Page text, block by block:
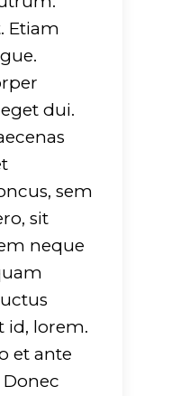
Etiam
dui.
sem
sit
neque
id, lorem.
et ante